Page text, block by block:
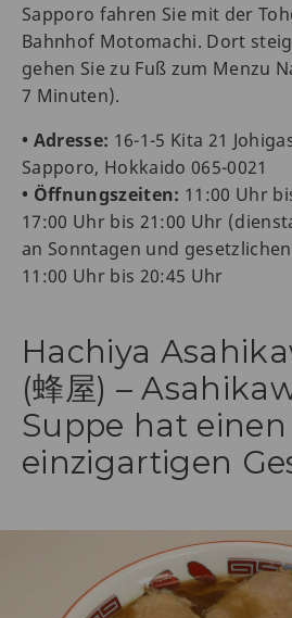
Sapporo fahren Sie mit der
Bahnhof Motomachi. Dort
gehen Sie zu Fuß zum Menzu
7 Minuten).
• Adresse: 16-1-5 Kita 21
Sapporo, Hokkaido 065-0021
• Öffnungszeiten: 11:00 Uhr
17:00 Uhr bis 21:00 Uhr
an Sonntagen und
11:00 Uhr bis 20:45 Uhr
Hachiya
(蜂屋) –
Suppe hat einen
einzigartigen